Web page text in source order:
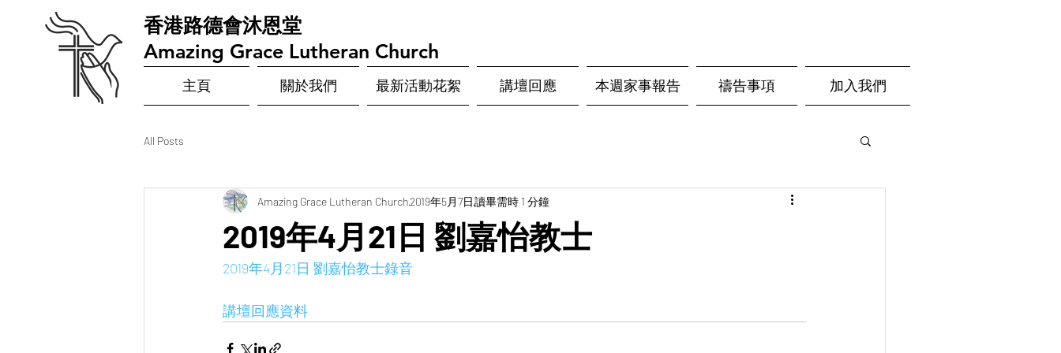
​香港路德會沐恩堂
Amazing Grace Lutheran Church
主頁 關於我們 最新活動花絮 講壇回應 本週家事報告 禱告事項 加入我們
All Posts
2019年4月21日 劉嘉怡教士
Amazing Grace Lutheran Church2019年5月7日讀畢需時 1 分鐘
2019年4月21日 劉嘉怡教士錄音
講壇回應資料